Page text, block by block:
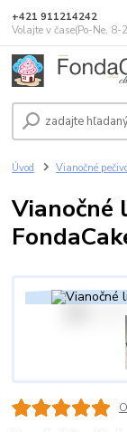
+421 911214242
Volajte v čase(Po-Ne, 8-
Úvod Vianočné
Vianočné